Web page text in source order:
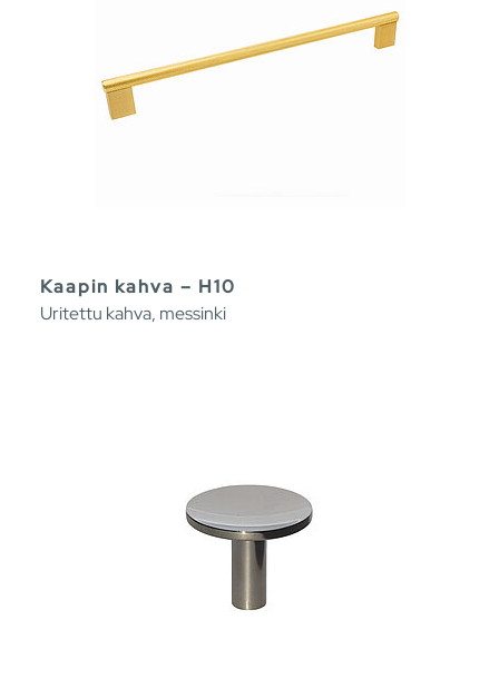
Kaapin kahva – H10
Uritettu kahva, messinki